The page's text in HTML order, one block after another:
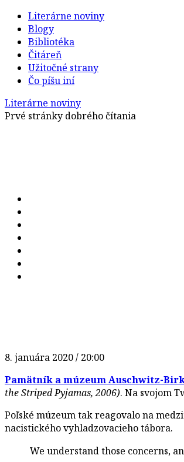
Literárne noviny
Blogy
Bibliotéka
Čitáreň
Užitočné strany
Čo píšu iní
Literárne noviny
Prvé stránky dobrého čítania
8. januára 2020 / 20:00
Pamätník a múzeum Auschwitz-
the Striped Pyjamas, 2006). Na svojom
Poľské múzeum tak reagovalo na
nacistického vyhladzovacieho tábora.
We understand those concerns,